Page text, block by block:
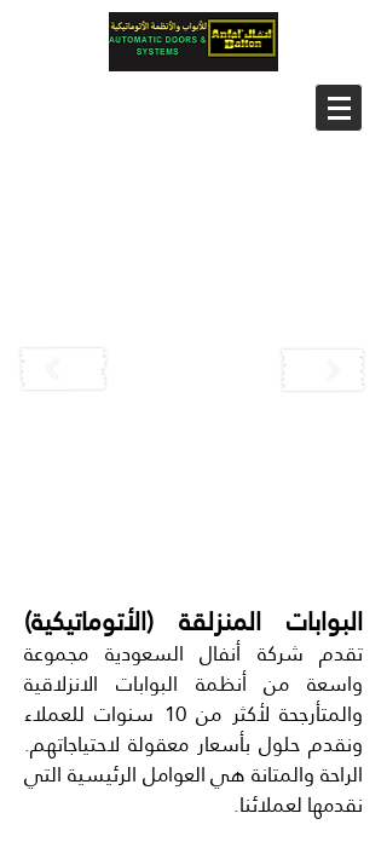
البوابات المنزلقة (الأتوماتيكية)
تقدم شركة أنفال السعودية مجموعة
واسعة من أنظمة البوابات الانزلاقية
والمتأرجحة لأكثر من 10 سنوات للعملاء
ونقدم حلول بأسعار معقولة لاحتياجاتهم.
الراحة والمتانة هي العوامل الرئيسية التي
نقدمها لعملائنا.